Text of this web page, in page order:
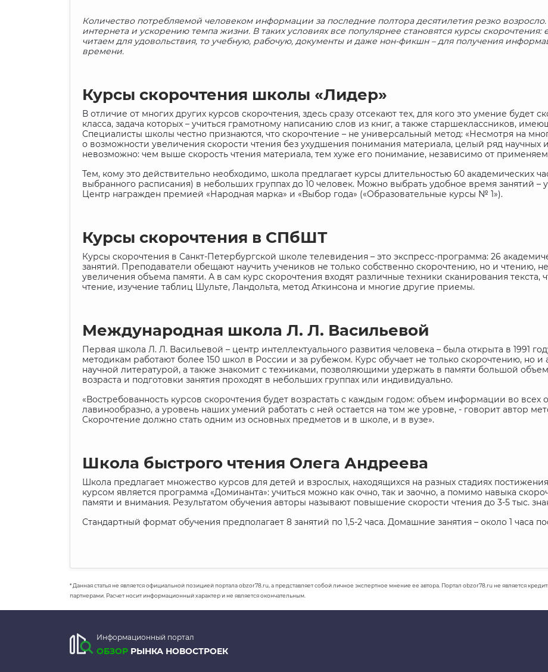
Количество потребляемой человеком информации за последние полтора десятилетия резко
интернета и ускорению темпа жизни. В таких условиях все популярнее становятся курсы
читаем для удовольствия, то учебную, рабочую, документы и даже нон-фикшн – для получения
времени.
Курсы скорочтения школы «Лидер»
В отличие от многих других курсов скорочтения, здесь сразу отсекают тех, для кого это умение будет
класса, задача которых – учиться грамотному написанию слов из книг, а также старшеклассников,
Специалисты школы честно признаются, что скорочтение – не универсальный метод: «Несмотря на
о возможности увеличения скорости чтения без ухудшения понимания материала, целый ряд научных
невозможно: чем выше скорость чтения материала, тем хуже его понимание, независимо от
Тем, кому это действительно необходимо, школа предлагает курсы длительностью 60 академических
выбранного расписания) в небольших группах до 10 человек. Можно выбрать удобное время занятий –
Центр награжден премией «Народная марка» и «Выбор года» («Образовательные курсы № 1»).
Курсы скорочтения в СПбШТ
Курсы скорочтения в Санкт-Петербургской школе телевидения – это экспресс-программа: 26
занятий. Преподаватели обещают научить учеников не только собственно скорочтению, но и чтению,
увеличения объема памяти. А в сам курс скорочтения входят различные техники сканирования текста,
чтение, изучение таблиц Шульте, Ландольта, метод Аткинсона и многие другие приемы.
Международная школа Л. Л. Васильевой
Первая школа Л. Л. Васильевой – центр интеллектуального развития человека – была открыта в 1991
методикам работают более 150 школ в России и за рубежом. Курс обучает не только скорочтению, но
научной литературой, а также знакомит с техниками, позволяющими удержать в памяти большой
возраста и подготовки занятия проходят в небольших группах или индивидуально.
«Востребованность курсов скорочтения будет возрастать с каждым годом: объем информации во всех
лавинообразно, а уровень наших умений работать с ней остается на том же уровне, - говорит автор
Скорочтение должно стать одним из основных предметов и в школе, и в вузе».
Школа быстрого чтения Олега Андреева
Школа предлагает множество курсов для детей и взрослых, находящихся на разных стадиях
курсом является программа «Доминанта»: учиться можно как очно, так и заочно, а помимо навыка
памяти и внимания. Результатом обучения авторы называют повышение скорости чтения до 3-5 тыс.
Стандартный формат обучения предполагает 8 занятий по 1,5-2 часа. Домашние занятия – около 1 часа
* Данная статья не является официальной позицией портала obzor78.ru, а представляет собой личное экспертное мнение ее автора. Портал obzor78.ru не является
партнерами. Расчет носит информационный характер и не является окончательным.
Информационный портал
ОБЗОР РЫНКА НОВОСТРОЕК